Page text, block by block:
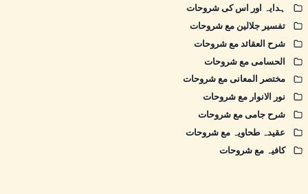
ہدایہ اور اس کی شروحات
تفسیر جلالین مع شروحات
شرح العقائد مع شروحات
الحسامی مع شروحات
مختصر المعانی مع شروحات
نور الانوار مع شروحات
شرح جامی مع شروحات
عقیدہ طحاویہ مع شروحات
کافیہ مع شروحات